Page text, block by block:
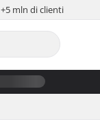
+5 mln di clienti